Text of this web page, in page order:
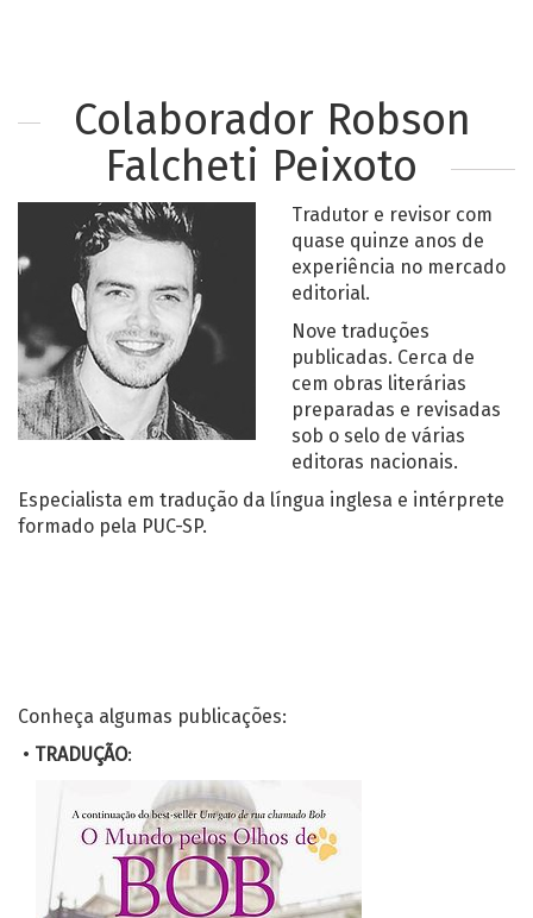
Colaborador Robson
Falcheti Peixoto
Tradutor e revisor com
quase quinze anos de
experiência no mercado
editorial.
Nove traduções
publicadas. Cerca de
cem obras literárias
preparadas e revisadas
sob o selo de várias
editoras nacionais.
Especialista em tradução da língua inglesa e intérprete
formado pela PUC-SP.
Conheça algumas publicações:
• TRADUÇÃO: